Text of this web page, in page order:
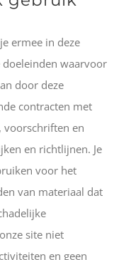
ermee in deze
waarvoor
door deze
contracten met
voorschriften en
en richtlijnen. Je
voor het
van materiaal dat
site niet
en geen